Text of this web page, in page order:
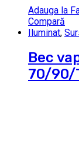
Adauga la
Compară
Iluminat,
Bec
70/90/